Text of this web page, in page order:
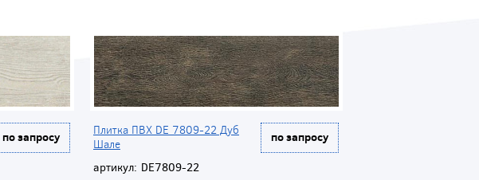
по запросу
Плитка ПВХ DE 7809-22 Дуб
Шале
по запросу
артикул: DE7809-22